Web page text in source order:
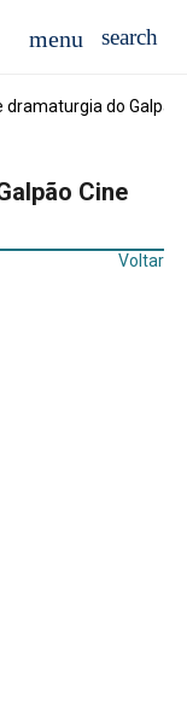
dramaturgia do
Cine
Voltar